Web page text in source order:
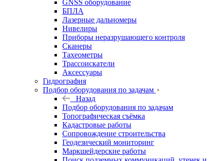
GNSS оборудование
БПЛА
Лазерные дальномеры
Нивелиры
Приборы неразрушающего контроля
Сканеры
Тахеометры
Трассоискатели
Аксессуары
Гидрография
Подбор оборудования по задачам
Назад
Подбор оборудования по задачам
Топографическая съёмка
Кадастровые работы
Сопровождение строительства
Геодезический мониторинг
Маркшейдерские работы